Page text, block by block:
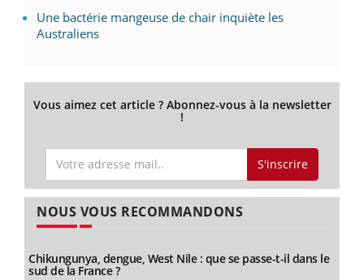
Une bactérie mangeuse de chair inquiète les
Australiens
Vous aimez cet article ? Abonnez-vous à la newsletter
!
S'inscrire
NOUS VOUS RECOMMANDONS
Chikungunya, dengue, West Nile : que se passe-t-il dans le
sud de la France ?